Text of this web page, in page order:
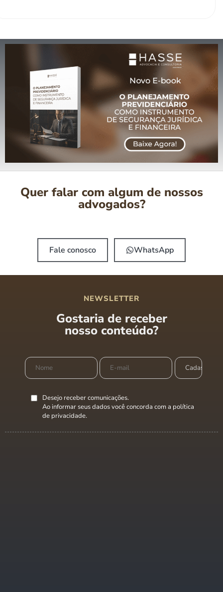
Quer falar com algum de nossos
advogados?
Fale conosco WhatsApp
NEWSLETTER
Gostaria de receber
nosso conteúdo?
Desejo receber comunicações.
Ao informar seus dados você concorda com a política
de privacidade.